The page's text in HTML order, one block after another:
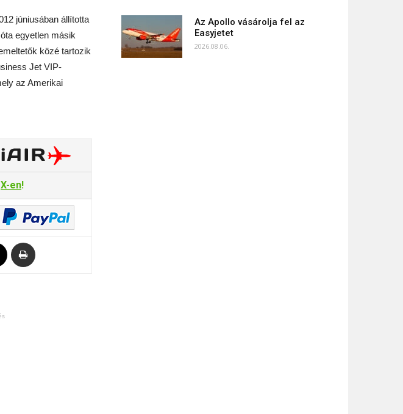
júniusában állította
egyetlen másik
közé tartozik
Jet VIP-
az Amerikai
X-en!
Az Apollo vásárolja fel az
Easyjetet
2026.08.06.